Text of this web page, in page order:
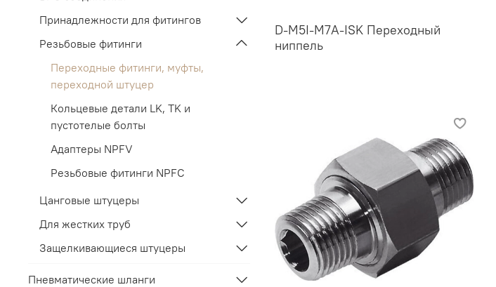
D-M5I-M7A-ISK Переходный
ниппель
Принадлежности для фитингов
Резьбовые фитинги
Переходные фитинги, муфты,
переходной штуцер
Кольцевые детали LK, TK и
пустотелые болты
Адаптеры NPFV
Резьбовые фитинги NPFC
Цанговые штуцеры
Для жестких труб
Защелкивающиеся штуцеры
Пневматические шланги